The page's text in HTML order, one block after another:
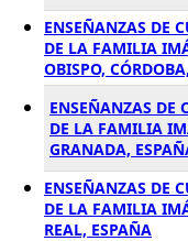
ENSEÑANZAS DE
DE LA FAMILIA
OBISPO,
ENSEÑANZAS DE
DE LA FAMILIA
GRANADA,
ENSEÑANZAS DE
DE LA FAMILIA
REAL, ESPAÑA